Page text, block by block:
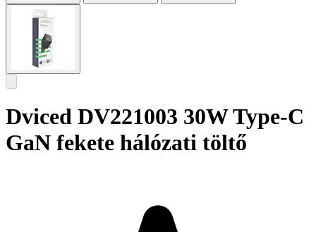
Dviced DV221003 30W Type-C
GaN fekete hálózati töltő